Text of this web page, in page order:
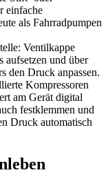
einfache
als Fahrradpumpen
Ventilkappe
aufsetzen und über
den Druck anpassen.
Kompressoren
am Gerät digital
festklemmen und
Druck automatisch